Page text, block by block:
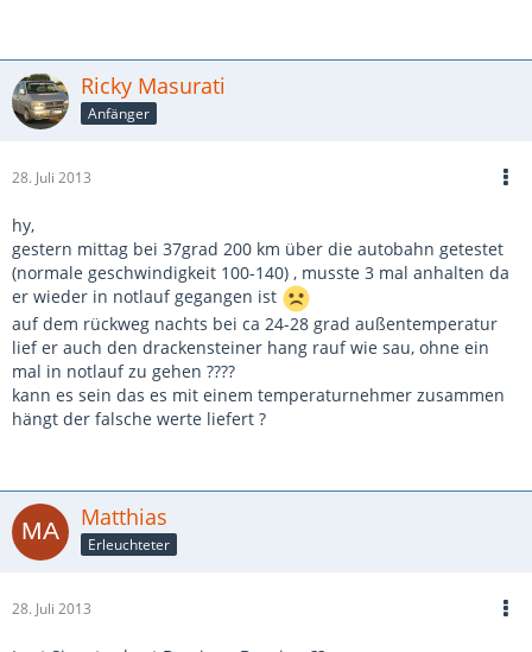
Ricky Masurati
Anfänger
28. Juli 2013
hy,
gestern mittag bei 37grad 200 km über die autobahn getestet
(normale geschwindigkeit 100-140) , musste 3 mal anhalten da
er wieder in notlauf gegangen ist
auf dem rückweg nachts bei ca 24-28 grad außentemperatur
lief er auch den drackensteiner hang rauf wie sau, ohne ein
mal in notlauf zu gehen ????
kann es sein das es mit einem temperaturnehmer zusammen
hängt der falsche werte liefert ?
Matthias
Erleuchteter
28. Juli 2013